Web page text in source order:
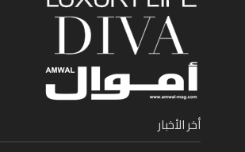
أخر الأخبار